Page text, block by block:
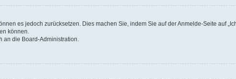
es jedoch zurücksetzen. Dies machen Sie, indem Sie auf der Anmelde-Seite auf
können.
an die Board-Administration.